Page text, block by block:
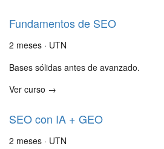
Fundamentos de SEO
2 meses · UTN
Bases sólidas antes de avanzado.
Ver curso →
SEO con IA + GEO
2 meses · UTN